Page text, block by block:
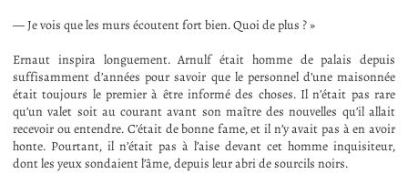
— Je vois que les murs écoutent fort bien. Quoi de plus ? »
Ernaut inspira longuement. Arnulf était homme de palais depuis
suffisamment d’années pour savoir que le personnel d’une maisonnée
était toujours le premier à être informé des choses. Il n’était pas rare
qu’un valet soit au courant avant son maître des nouvelles qu’il allait
recevoir ou entendre. C’était de bonne fame, et il n’y avait pas à en avoir
honte. Pourtant, il n’était pas à l’aise devant cet homme inquisiteur,
dont les yeux sondaient l’âme, depuis leur abri de sourcils noirs.